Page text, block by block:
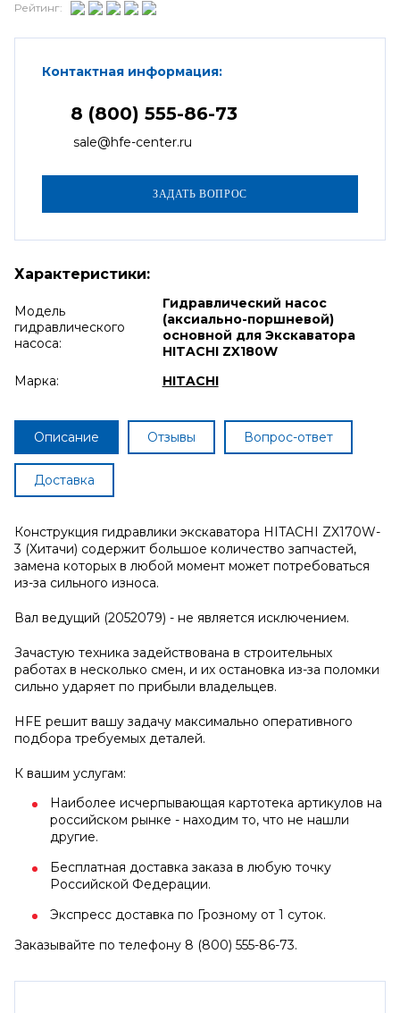
Рейтинг:
Контактная информация:
8 (800) 555-86-73
sale@hfe-center.ru
Характеристики:
Модель
гидравлического
насоса:
Гидравлический насос
(аксиально-поршневой)
основной для Экскаватора
HITACHI ZX180W
Марка:
HITACHI
Описание Отзывы Вопрос-ответ
Доставка
Конструкция гидравлики экскаватора HITACHI ZX170W-
3 (Хитачи) содержит большое количество запчастей,
замена которых в любой момент может потребоваться
из-за сильного износа.
Вал ведущий (2052079) - не является исключением.
Зачастую техника задействована в строительных
работах в несколько смен, и их остановка из-за поломки
сильно ударяет по прибыли владельцев.
HFE решит вашу задачу максимально оперативного
подбора требуемых деталей.
К вашим услугам:
Наиболее исчерпывающая картотека артикулов на
российском рынке - находим то, что не нашли
другие.
Бесплатная доставка заказа в любую точку
Российской Федерации.
Экспресс доставка по Грозному от 1 суток.
Заказывайте по телефону 8 (800) 555-86-73.